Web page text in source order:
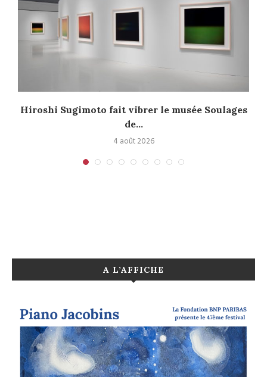
Hiroshi Sugimoto fait vibrer le musée Soulages
de...
4 août 2026
A L’AFFICHE